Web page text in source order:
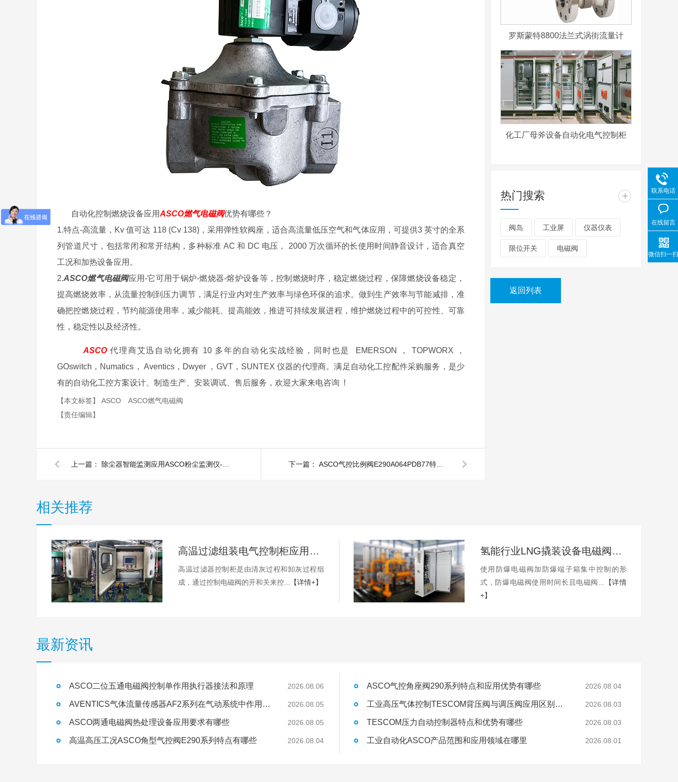
自动化控制燃烧设备应用ASCO燃气电磁阀优势有哪些？
1.特点-高流量，Kv 值可达 118 (Cv 138)，采用弹性软阀座，适合高流量低压空气和气体应用，可提供3 英寸的全系
列管道尺寸，包括常闭和常开结构，多种标准 AC 和 DC 电压， 2000 万次循环的长使用时间静音设计，适合真空
工况和加热设备应用。
2.ASCO燃气电磁阀应用-它可用于锅炉-燃烧器-熔炉设备等，控制燃烧时序，稳定燃烧过程，保障燃烧设备稳定，
提高燃烧效率，从流量控制到压力调节，满足行业内对生产效率与绿色环保的追求。做到生产效率与节能减排，准
确把控燃烧过程，节约能源使用率，减少能耗、提高能效，推进可持续发展进程，维护燃烧过程中的可控性、可靠
性，稳定性以及经济性。
ASCO 代理商艾迅自动化拥有 10 多年的自动化实战经验，同时也是 EMERSON ， TOPWORX ，
GOswitch，Numatics， Aventics，Dwyer ，GVT，SUNTEX 仪器的代理商。满足自动化工控配件采购服务，是少
有的自动化工控方案设计、制造生产、安装调试、售后服务，欢迎大家来电咨询 !
【本文标签】 ASCO
ASCO燃气电磁阀
【责任编辑】
上一篇： 下一篇：
罗斯蒙特8800法兰式涡街流量计
化工厂母斧设备自动化电气控制柜
热门搜索 +
阀岛 工业屏 仪器仪表
限位开关 电磁阀
返回列表
相关推荐
高温过滤组装电气控制柜应用案例
高温过滤器控制柜是由清灰过程和卸灰过程组
成，通过控制电磁阀的开和关来控...
【详情+】
氢能行业LNG撬装设备电磁阀控制柜
使用防爆电磁阀加防爆端子箱集中控制的形
式，防爆电磁阀使用时间长且电磁阀...
【详情
+】
最新资讯
ASCO二位五通电磁阀控制单作用执行器接法和原理 2026.08.06
AVENTICS气体流量传感器AF2系列在气动系统中作用是什么 2026.08.05
ASCO两通电磁阀热处理设备应用要求有哪些 2026.08.05
高温高压工况ASCO角型气控阀E290系列特点有哪些 2026.08.04
ASCO气控角座阀290系列特点和应用优势有哪些 2026.08.04
工业高压气体控制TESCOM背压阀与调压阀应用区别是什么 2026.08.03
TESCOM压力自动控制器特点和优势有哪些 2026.08.03
工业自动化ASCO产品范围和应用领域在哪里 2026.08.01
联系电话
在线留言
微信扫一扫